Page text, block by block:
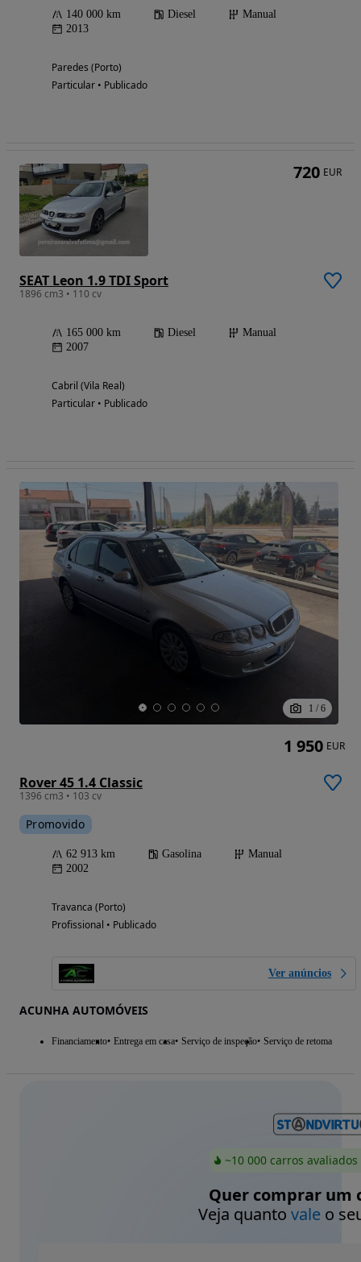
140 000 km Diesel
Manual
2013
Paredes (Porto)
Particular • Publicado
SEAT Leon 1.9 TDI Sport
1896 cm3 • 110 cv
165 000 km Diesel
Manual
2007
Cabril (Vila Real)
Particular • Publicado
720 EUR
1 / 6
Rover 45 1.4 Classic
1396 cm3 • 103 cv
Promovido
62 913 km Gasolina
Manual
2002
Travanca (Porto)
Profissional • Publicado
Ver anúncios
ACUNHA AUTOMÓVEIS
Financiamento Entrega em casa Serviço de inspeção Serviço de retoma
1 950 EUR
~10 000 carros
Quer comprar um
Veja quanto valeo